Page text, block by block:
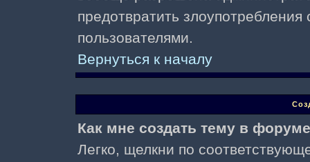
предотвратить
пользователями.
Вернуться к началу
Как мне создать тему в
Легко, щелкни по